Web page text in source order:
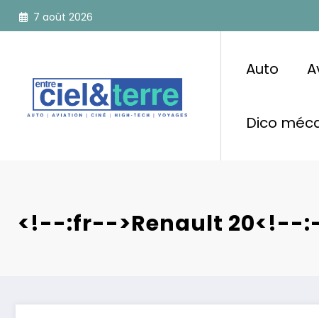
Aller
7 août 2026
Auto
Dico
<!--:fr-->Renault 20<!--